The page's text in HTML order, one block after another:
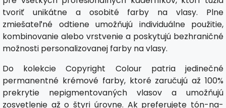
tvoriť unikátne a osobité farby na vlasy. Plne
zmiešateľné odtiene umožňujú individuálne použitie,
kombinovanie alebo vrstvenie a poskytujú bezhraničné
možnosti personalizovanej farby na vlasy.
Do kolekcie Copyright Colour patria jedinečné
permanentné krémové farby, ktoré zaručujú až 100%
prekrytie nepigmentovaných vlasov a umožňujú
zosvetlenie až o štyri úrovne. Ak preferujete tón-na-